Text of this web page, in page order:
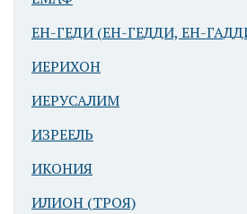
ЕН-ГЕДИ (ЕН-ГЕДДИ, ЕН-
ИЕРИХОН
ИЕРУСАЛИМ
ИЗРЕЕЛЬ
ИКОНИЯ
ИЛИОН (ТРОЯ)